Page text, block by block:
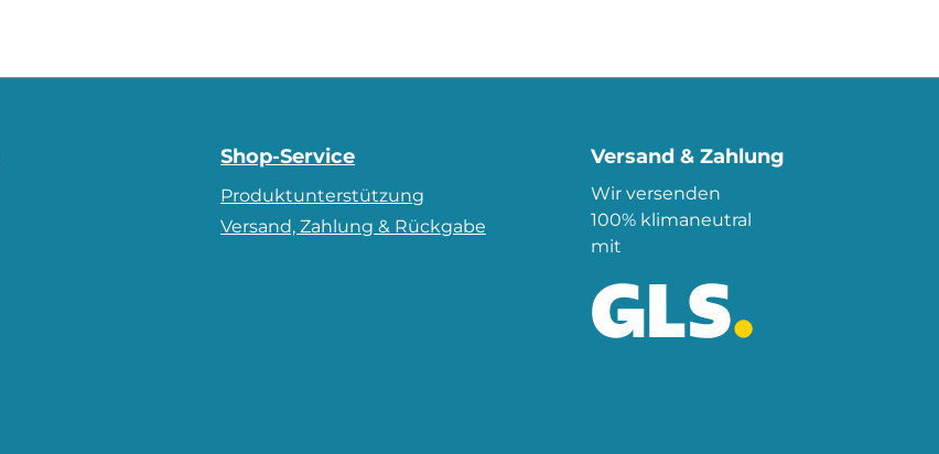
Shop-Service
Produktunterstützung
Versand, Zahlung & Rückgabe
Versand & Zahlung
Wir versenden
100% klimaneutral
mit